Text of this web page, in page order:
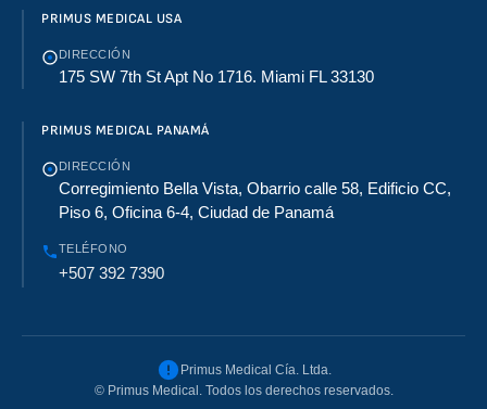
PRIMUS MEDICAL USA
DIRECCIÓN
175 SW 7th St Apt No 1716. Miami FL 33130
PRIMUS MEDICAL PANAMÁ
DIRECCIÓN
Corregimiento Bella Vista, Obarrio calle 58, Edificio CC,
Piso 6, Oficina 6-4, Ciudad de Panamá
TELÉFONO
+507 392 7390
Primus Medical Cía. Ltda.
© Primus Medical. Todos los derechos reservados.